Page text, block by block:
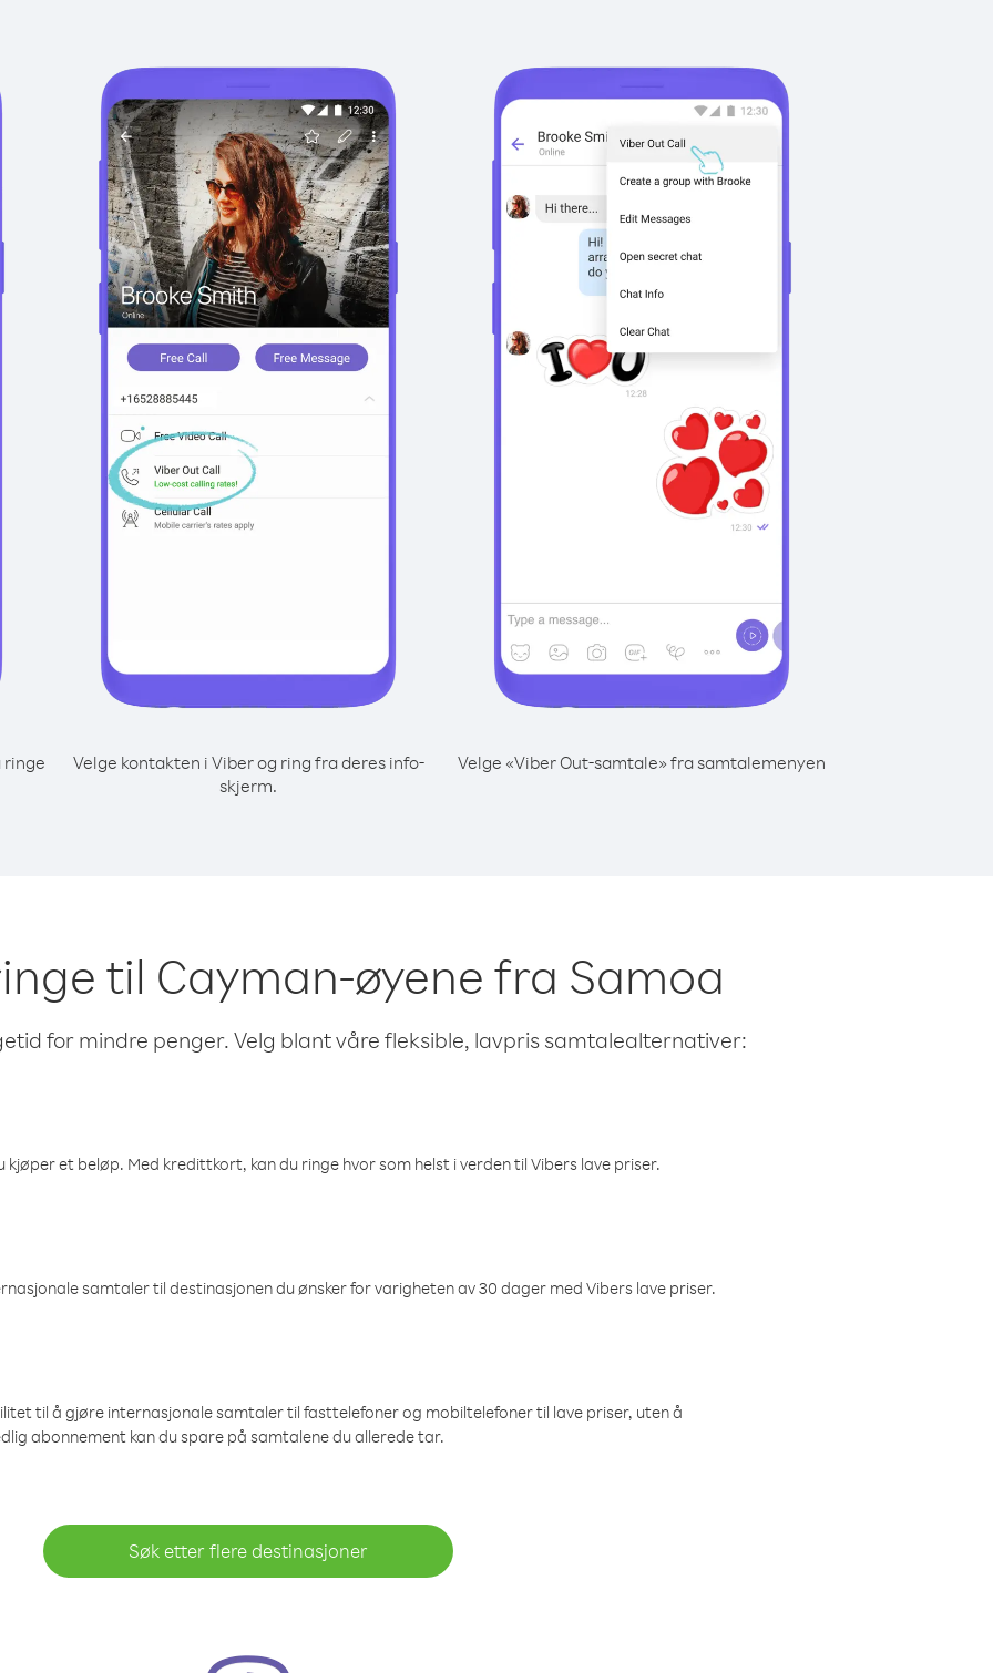
ringe
Velge kontakten i Viber og ring fra deres info-
skjerm.
Velge «Viber Out-samtale» fra samtalemenyen
til Cayman-øyene fra Samoa
for mindre penger. Velg blant våre fleksible, lavpris samtalealternativer:
et beløp. Med kredittkort, kan du ringe hvor som helst i verden til Vibers lave priser.
samtaler til destinasjonen du ønsker for varigheten av 30 dager med Vibers lave priser.
til å gjøre internasjonale samtaler til fasttelefoner og mobiltelefoner til lave priser, uten å
abonnement kan du spare på samtalene du allerede tar.
Søk etter flere destinasjoner